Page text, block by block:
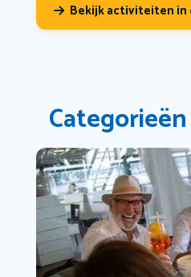
Bekijk activiteiten in
Categorieën